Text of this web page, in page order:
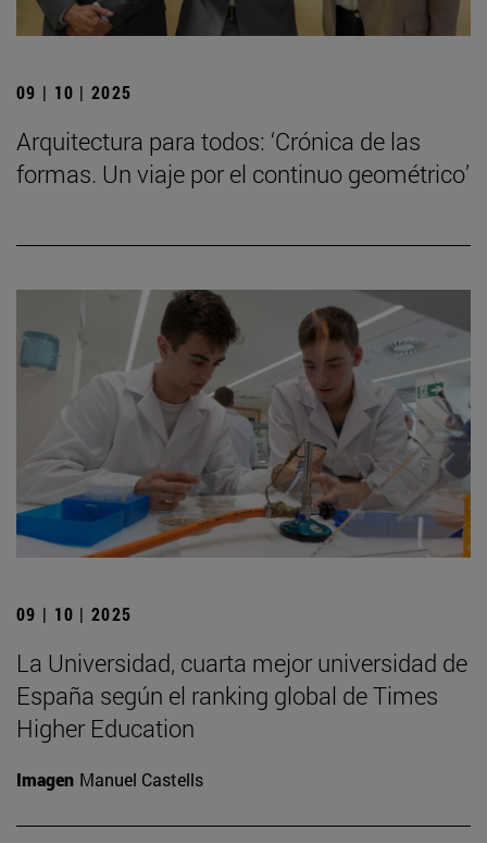
09 | 10 | 2025
Arquitectura para todos: ‘Crónica de las
formas. Un viaje por el continuo geométrico’
09 | 10 | 2025
La Universidad, cuarta mejor universidad de
España según el ranking global de Times
Higher Education
Imagen Manuel Castells